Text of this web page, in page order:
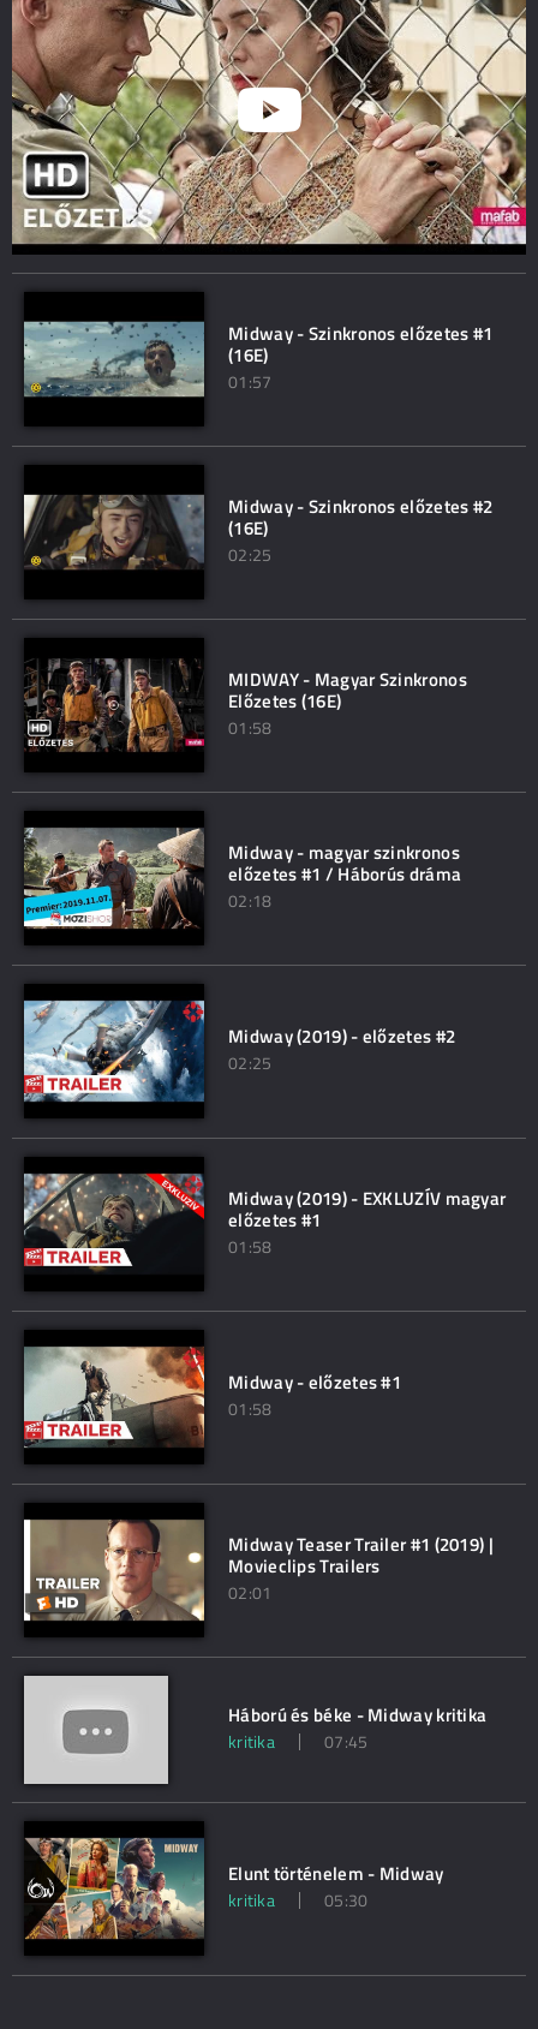
Midway - Szinkronos előzetes #1
(16E)
01:57
Midway - Szinkronos előzetes #2
(16E)
02:25
MIDWAY - Magyar Szinkronos
Előzetes (16E)
01:58
Midway - magyar szinkronos
előzetes #1 / Háborús dráma
02:18
Midway (2019) - előzetes #2
02:25
Midway (2019) - EXKLUZÍV magyar
előzetes #1
01:58
Midway - előzetes #1
01:58
Midway Teaser Trailer #1 (2019) |
Movieclips Trailers
02:01
Háború és béke - Midway kritika
kritika 07:45
Elunt történelem - Midway
kritika 05:30